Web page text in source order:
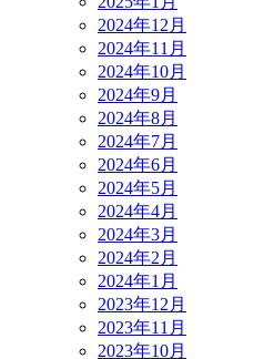
2024年12月
2024年11月
2024年10月
2024年9月
2024年8月
2024年7月
2024年6月
2024年5月
2024年4月
2024年3月
2024年2月
2024年1月
2023年12月
2023年11月
2023年10月